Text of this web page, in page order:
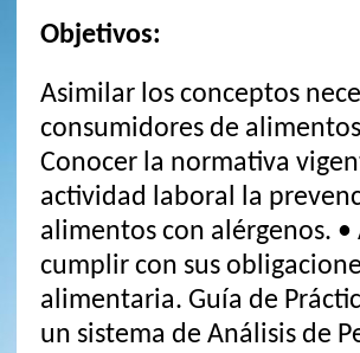
Objetivos:
Asimilar los conceptos
consumidores de
Conocer la normativa
actividad laboral la
alimentos con alérgenos.
cumplir con sus
alimentaria. Guía de
un sistema de Análisis de